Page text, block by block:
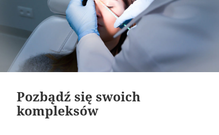
Pozbądź się swoich
kompleksów